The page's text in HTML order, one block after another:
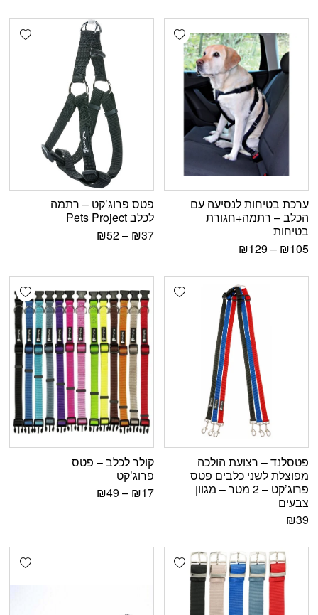
Add wishlist
ערכת בטיחות לנסיעה עם
הכלב – רתמה+חגורת
בטיחות
₪105
–
₪129
פטס פרוג’קט – רתמה
לכלב Pets Project
₪37
–
₪52
Add wishlist
פטסלנד – רצועת הולכה
מפוצלת לשני כלבים פטס
פרוג’קט – 2 מטר – מגוון
צבעים
₪39
קולר לכלב – פטס
פרוג’קט
₪17
–
₪49
Add wishlist